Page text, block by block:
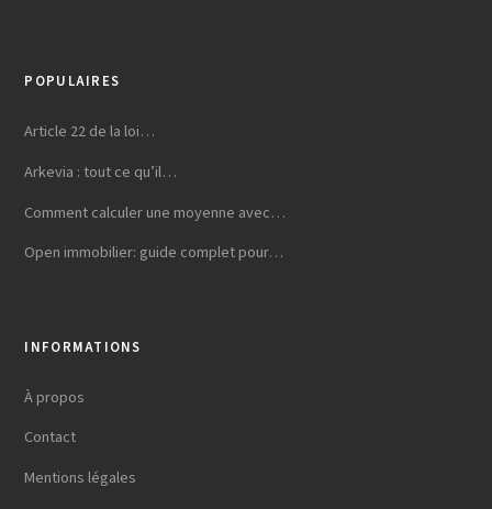
POPULAIRES
Article 22 de la loi…
Arkevia : tout ce qu’il…
Comment calculer une moyenne avec…
Open immobilier: guide complet pour…
INFORMATIONS
À propos
Contact
Mentions légales